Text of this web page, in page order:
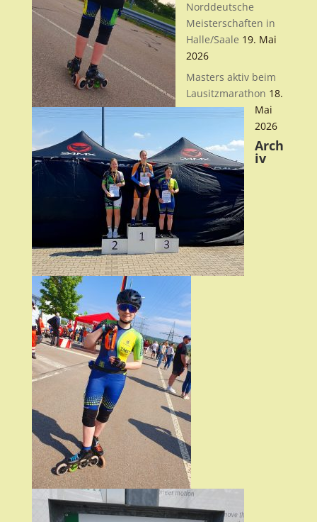
Norddeutsche
Meisterschaften in
Halle/Saale 19. Mai
2026
Masters aktiv beim
Lausitzmarathon 18.
Mai
2026
Arch
iv